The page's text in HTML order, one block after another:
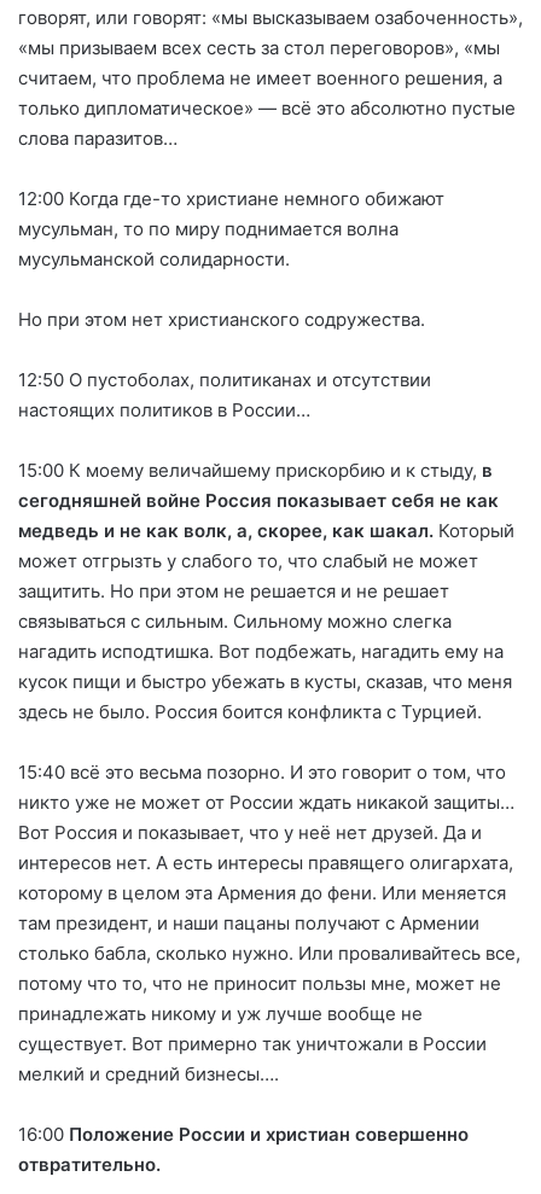
говорят, или говорят: «мы высказываем озабоченность»,
«мы призываем всех сесть за стол переговоров», «мы
считаем, что проблема не имеет военного решения, а
только дипломатическое» — всё это абсолютно пустые
слова паразитов…
12:00 Когда где-то христиане немного обижают
мусульман, то по миру поднимается волна
мусульманской солидарности.
Но при этом нет христианского содружества.
12:50 О пустоболах, политиканах и отсутствии
настоящих политиков в России…
15:00 К моему величайшему прискорбию и к стыду, в
сегодняшней войне Россия показывает себя не как
медведь и не как волк, а, скорее, как шакал. Который
может отгрызть у слабого то, что слабый не может
защитить. Но при этом не решается и не решает
связываться с сильным. Сильному можно слегка
нагадить исподтишка. Вот подбежать, нагадить ему на
кусок пищи и быстро убежать в кусты, сказав, что меня
здесь не было. Россия боится конфликта с Турцией.
15:40 всё это весьма позорно. И это говорит о том, что
никто уже не может от России ждать никакой защиты…
Вот Россия и показывает, что у неё нет друзей. Да и
интересов нет. А есть интересы правящего олигархата,
которому в целом эта Армения до фени. Или меняется
там президент, и наши пацаны получают с Армении
столько бабла, сколько нужно. Или проваливайтесь все,
потому что то, что не приносит пользы мне, может не
принадлежать никому и уж лучше вообще не
существует. Вот примерно так уничтожали в России
мелкий и средний бизнесы….
16:00 Положение России и христиан совершенно
отвратительно.